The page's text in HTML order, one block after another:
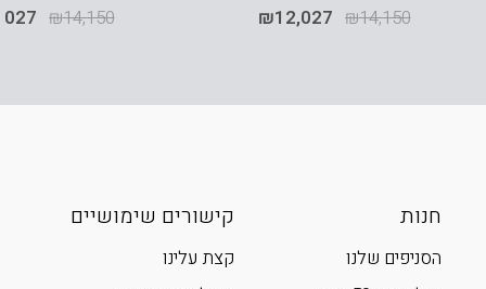
₪14,150
₪12,027
₪14,150
חנות
הסניפים שלנו
קישורים שימושיים
קצת עלינו